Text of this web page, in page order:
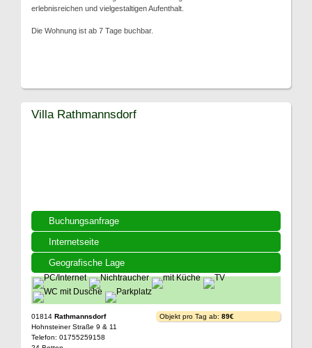
erlebnisreichen und vielgestaltigen Aufenthalt.
Die Wohnung ist ab 7 Tage buchbar.
Buchungsanfrage
Internetseite
Geografische Lage
Villa Rathmannsdorf
01814 Rathmannsdorf
Hohnsteiner Straße 9 & 11
Telefon: 01755259158
Objekt pro Tag ab: 89€